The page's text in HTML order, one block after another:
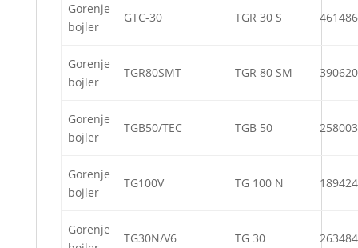
Gorenje
bojler
GTC-30 TGR 30 S 461486
Gorenje
bojler
TGR80SMT TGR 80 SM 390620
Gorenje
bojler
TGB50/TEC TGB 50 258003
Gorenje
bojler
TG100V TG 100 N 189424
Gorenje
TG30N/V6 TG 30 263484